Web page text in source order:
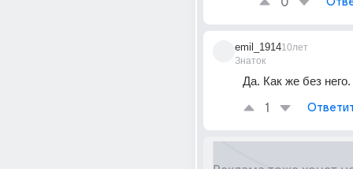
emil_1914
Знаток
10лет
Да. Как же без него.
1